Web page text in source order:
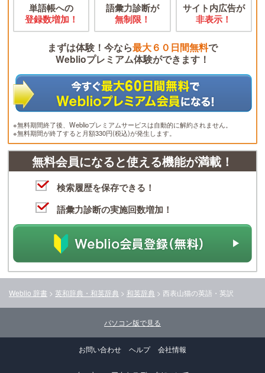
単語帳への
登録数増加！
語彙力診断が
無制限！
サイト内広告が
非表示！
まずは体験！今なら最大６０日間無料で
Weblioプレミアム体験ができます！
※無料期間終了後、Weblioプレミアムサービスは自動的に解約されません。
※無料期間が終了すると月額330円(税込)が発生します。
無料会員になると使える機能が満載！
検索履歴を保存できる！
語彙力診断の実施回数増加！
Weblio 辞書 > 英和辞典・和英辞典 > 和英辞典 > 西表山猫の英語・英訳
パソコン版で見る
お問い合わせ ヘルプ 会社情報